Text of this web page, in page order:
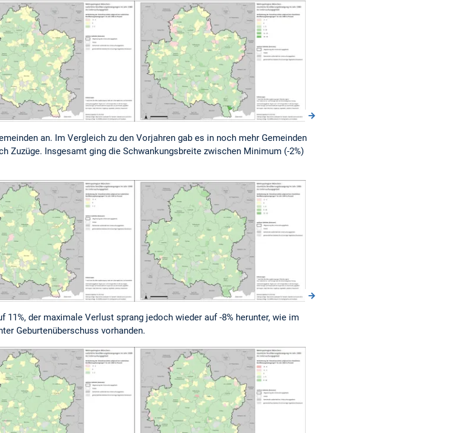
an. Im Vergleich zu den Vorjahren gab es in noch mehr Gemeinden
Zuzüge. Insgesamt ging die Schwankungsbreite zwischen Minimum (-2%)
11%, der maximale Verlust sprang jedoch wieder auf -8% herunter, wie im
Geburtenüberschuss vorhanden.